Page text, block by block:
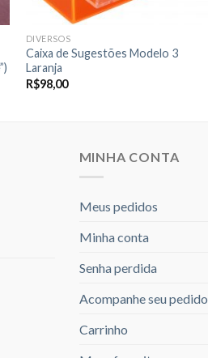
DIVERSOS
Caixa de Sugestões Modelo 3
Laranja
R$98,00
MINHA CONTA
Meus pedidos
Minha conta
Senha perdida
Acompanhe seu pedido
Carrinho